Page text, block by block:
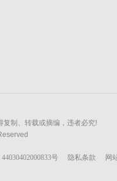
复制、转载或摘编，违者必究!
号 隐私条款 网